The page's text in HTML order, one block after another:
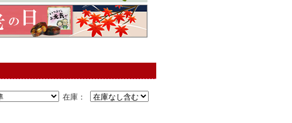
在庫：